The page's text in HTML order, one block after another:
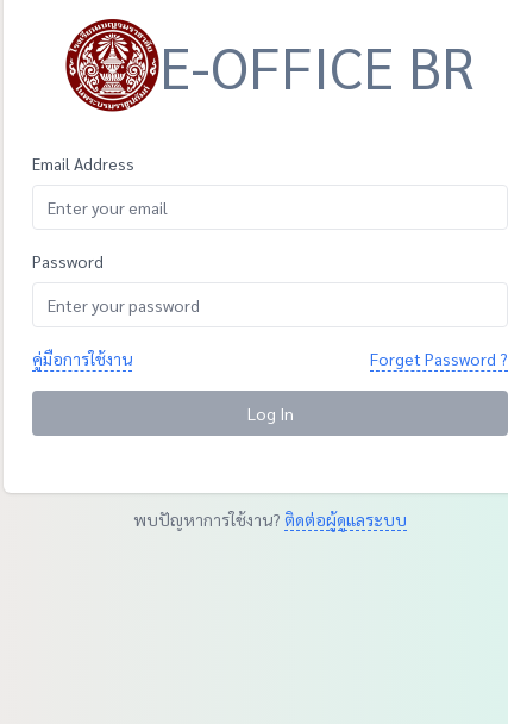
E-OFFICE BR
Email Address
Password
คู่มือการใช้งาน Forget Password ?
Log In
พบปัญหาการใช้งาน? ติดต่อผู้ดูแลระบบ